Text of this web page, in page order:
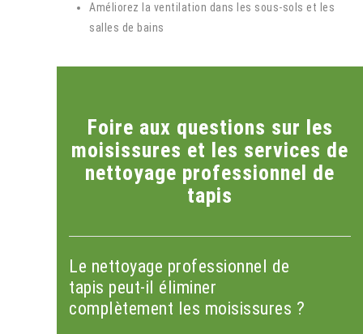
Améliorez la ventilation dans les sous-sols et les
salles de bains
Foire aux questions sur les
moisissures et les services de
nettoyage professionnel de
tapis
Le nettoyage professionnel de
tapis peut-il éliminer
complètement les moisissures ?